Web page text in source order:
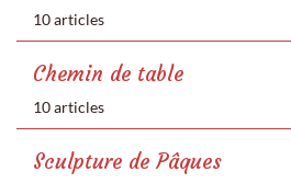
10 articles
Chemin de table
10 articles
Sculpture de Pâques